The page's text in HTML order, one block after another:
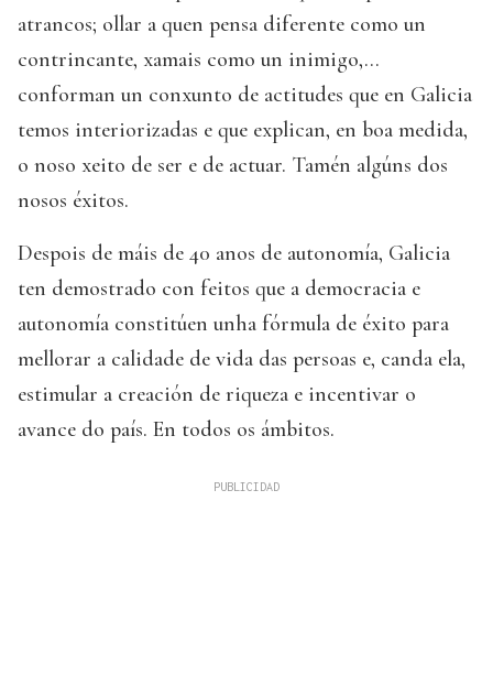
atrancos; ollar a quen pensa diferente como un
contrincante, xamais como un inimigo,...
conforman un conxunto de actitudes que en Galicia
temos interiorizadas e que explican, en boa medida,
o noso xeito de ser e de actuar. Tamén algúns dos
nosos éxitos.
Despois de máis de 40 anos de autonomía, Galicia
ten demostrado con feitos que a democracia e
autonomía constitúen unha fórmula de éxito para
mellorar a calidade de vida das persoas e, canda ela,
estimular a creación de riqueza e incentivar o
avance do país. En todos os ámbitos.